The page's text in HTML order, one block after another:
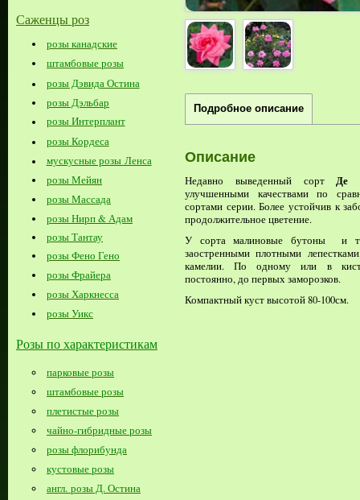
Саженцы роз
розы канадские
штамбовые розы
розы Дэвида Остина
розы Дэльбар
розы Интерплант
розы Кордеса
мускусные розы Ленса
розы Мейян
розы Массада
розы Нирп & Адам
розы Тантау
розы Фено Гено
розы Фрайера
розы Харкнесса
розы Уикс
Розы по характеристикам
парковые розы
штамбовые розы
плетистые розы
чайно-гибридные розы
розы флорибунда
кустовые розы
англ. розы Д. Остина
Подробное описание
Описание
Недавно выведенный сортДе
улучшенными качествами по
сортами серии. Более устойчив к
продолжительное цветение.
У сорта малиновые бутоны и
заостренными плотными
камелии. По одному или в
постоянно, до первых заморозков.
Компактный куст высотой 80-100см.